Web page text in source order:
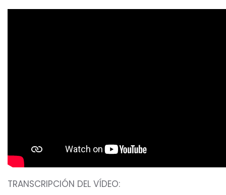
TRANSCRIPCIÓN DEL VÍDEO: